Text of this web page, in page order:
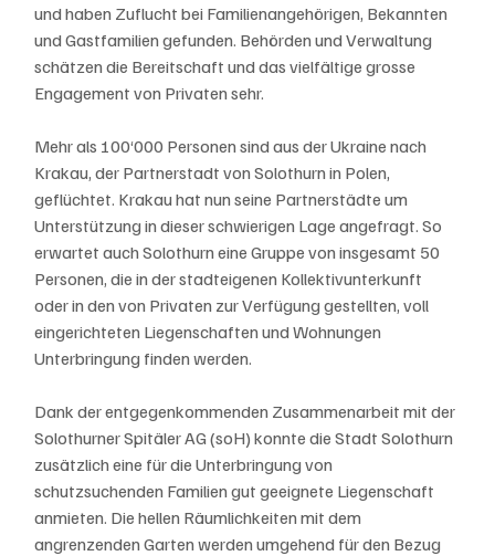
und haben Zuflucht bei Familienangehörigen, Bekannten
und Gastfamilien gefunden. Behörden und Verwaltung
schätzen die Bereitschaft und das vielfältige grosse
Engagement von Privaten sehr.
Mehr als 100‘000 Personen sind aus der Ukraine nach
Krakau, der Partnerstadt von Solothurn in Polen,
geflüchtet. Krakau hat nun seine Partnerstädte um
Unterstützung in dieser schwierigen Lage angefragt. So
erwartet auch Solothurn eine Gruppe von insgesamt 50
Personen, die in der stadteigenen Kollektivunterkunft
oder in den von Privaten zur Verfügung gestellten, voll
eingerichteten Liegenschaften und Wohnungen
Unterbringung finden werden.
Dank der entgegenkommenden Zusammenarbeit mit der
Solothurner Spitäler AG (soH) konnte die Stadt Solothurn
zusätzlich eine für die Unterbringung von
schutzsuchenden Familien gut geeignete Liegenschaft
anmieten. Die hellen Räumlichkeiten mit dem
angrenzenden Garten werden umgehend für den Bezug